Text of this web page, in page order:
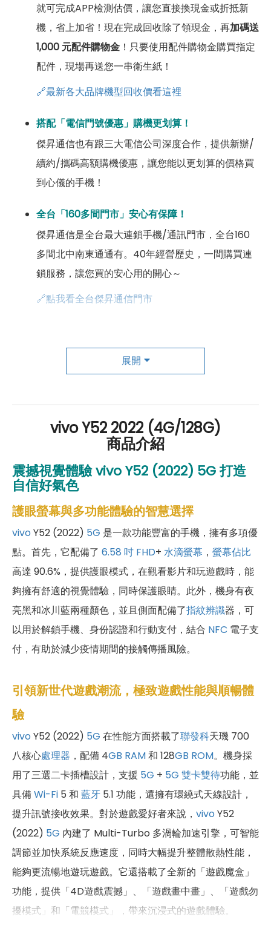
就可完成APP檢測估價，讓您直接換現金或折抵新
機，省上加省！現在完成回收除了領現金，再加碼送
1,000 元配件購物金 ！只要使用配件購物金購買指定
配件，現場再送您一串衛生紙！
🔗最新各大品牌機型回收價看這裡
搭配「電信門號優惠」購機更划算！
傑昇通信也有跟三大電信公司深度合作，提供新辦/
續約/攜碼高額購機優惠，讓您能以更划算的價格買
到心儀的手機！
全台「160多間門市」安心有保障！
傑昇通信是全台最大連鎖手機/通訊門市，全台160
多間北中南東通通有。40年經營歷史，一間購買連
鎖服務，讓您買的安心用的開心～
🔗點我看全台傑昇通信門市
傑昇尊榮會員除了可以「消費集點兌換商品」，每半
年還有「200元配件購物金」，每年再送「VIP生日
展開
vivo Y52 2022 (4G/128G)
商品介紹
震撼視覺體驗 vivo Y52 (2022) 5G打造
自信好氣色
護眼螢幕與多功能體驗的智慧選擇
vivo Y52 (2022) 5G 是一款功能豐富的手機，擁有多項優
點。首先，它配備了 6.58 吋 FHD+ 水滴螢幕 ， 螢幕佔比
高達 90.6%，提供護眼模式，在觀看影片和玩遊戲時，能
夠擁有舒適的視覺體驗，同時保護眼睛。此外，機身有夜
亮黑和冰川藍兩種顏色，並且側面配備了指紋辨識器，可
以用於解鎖手機、身份認證和行動支付，結合 NFC 電子支
付，有助於減少疫情期間的接觸傳播風險。
引領新世代遊戲潮流，極致遊戲性能與順暢體
驗
vivo Y52 (2022) 5G 在性能方面搭載了聯發科天璣 700
八核心處理器 ，配備 4GB RAM和 128GB ROM。機身採
用了三選二卡插槽設計，支援 5G + 5G 雙卡雙待功能，並
具備Wi-Fi 5 和 藍牙 5.1 功能，還擁有環繞式天線設計，
提升訊號接收效果。對於遊戲愛好者來說， vivo Y52
(2022) 5G 內建了 Multi-Turbo 多渦輪加速引擎，可智能
調節並加快系統反應速度，同時大幅提升整體散熱性能，
能夠更流暢地遊玩遊戲。它還搭載了全新的「遊戲魔盒」
功能，提供「4D遊戲震撼」、「遊戲畫中畫」、「遊戲勿
擾模式」和「電競模式」，帶來沉浸式的遊戲體驗。